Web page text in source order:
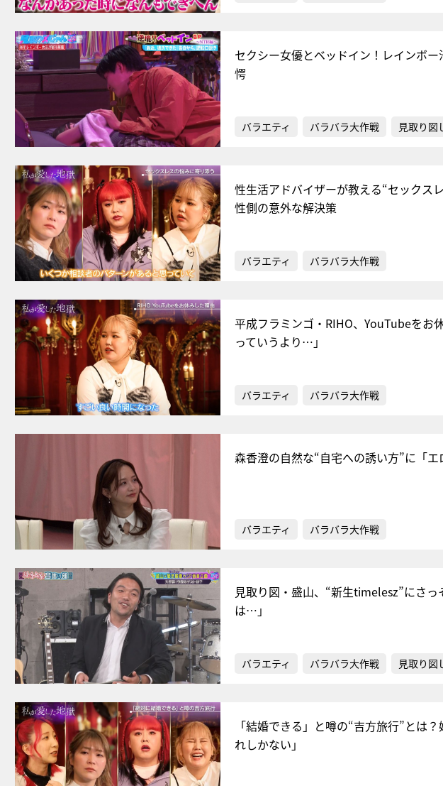
セクシー女優とベッドイン！レインボ
愕
バラエティ バラバラ大作戦 見取り図
性生活アドバイザーが教える“セックス
性側の意外な解決策
バラエティ バラバラ大作戦
平成フラミンゴ・RIHO、YouTubeをお
っていうより…」
バラエティ バラバラ大作戦
森香澄の自然な“自宅への誘い方”に「
バラエティ バラバラ大作戦
見取り図・盛山、“新生timelesz”にさ
は…」
バラエティ バラバラ大作戦 見取り図
「結婚できる」と噂の“吉方旅行”とは
れしかない」